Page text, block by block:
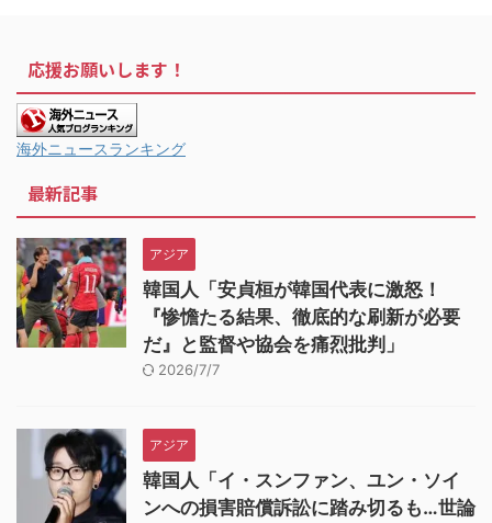
応援お願いします！
海外ニュースランキング
最新記事
アジア
韓国人「安貞桓が韓国代表に激怒！
『惨憺たる結果、徹底的な刷新が必要
だ』と監督や協会を痛烈批判」
2026/7/7
アジア
韓国人「イ・スンファン、ユン・ソイ
ンへの損害賠償訴訟に踏み切るも…世論